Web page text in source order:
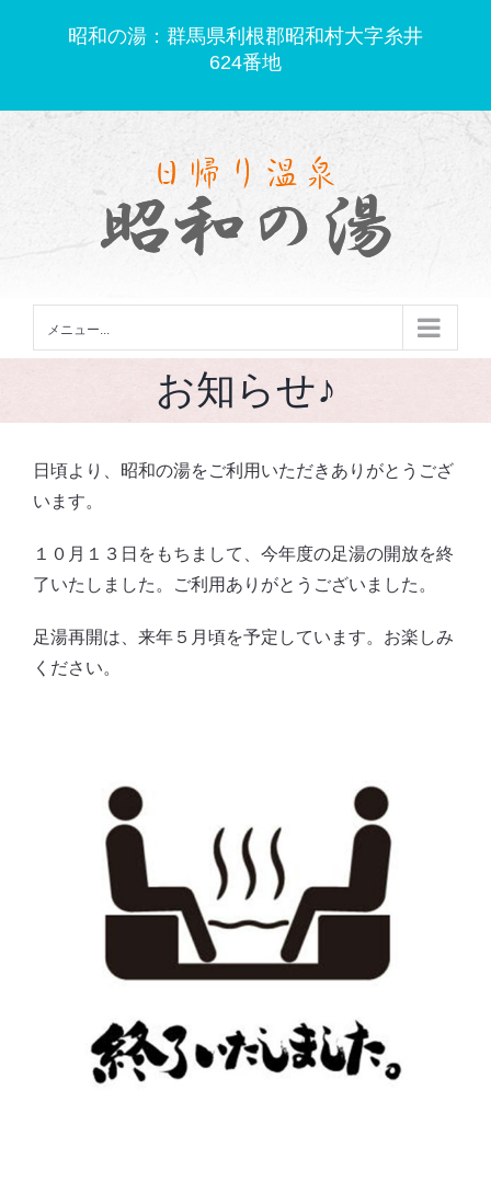
昭和の湯：群馬県利根郡昭和村大字糸井
624番地
メニュー...
お知らせ♪
日頃より、昭和の湯をご利用いただきありがとうござ
います。
１０月１３日をもちまして、今年度の足湯の開放を終
了いたしました。ご利用ありがとうございました。
足湯再開は、来年５月頃を予定しています。お楽しみ
ください。